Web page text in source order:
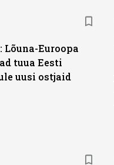
Lõuna-Euroopa
tuua Eesti
uusi ostjaid